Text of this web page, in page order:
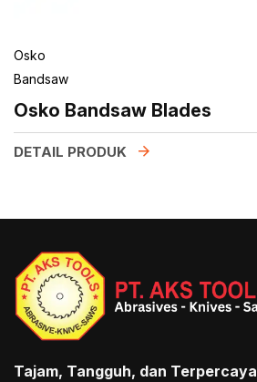
Osko
Bandsaw
Osko Bandsaw Blades
DETAIL PRODUK
Tajam, Tangguh, dan Terpercaya